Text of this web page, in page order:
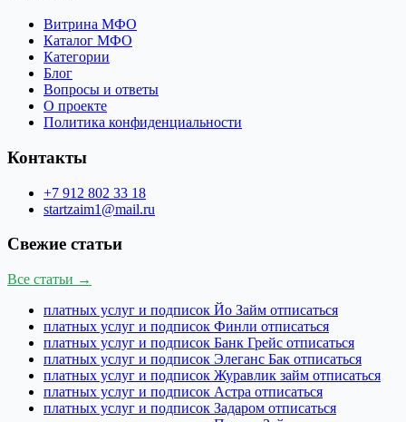
Витрина МФО
Каталог МФО
Категории
Блог
Вопросы и ответы
О проекте
Политика конфиденциальности
Контакты
+7 912 802 33 18
startzaim1@mail.ru
Свежие статьи
Все статьи →
платных услуг и подписок Йо Займ отписаться
платных услуг и подписок Финли отписаться
платных услуг и подписок Банк Грейс отписаться
платных услуг и подписок Элеганс Бак отписаться
платных услуг и подписок Журавлик займ отписаться
платных услуг и подписок Астра отписаться
платных услуг и подписок Задаром отписаться